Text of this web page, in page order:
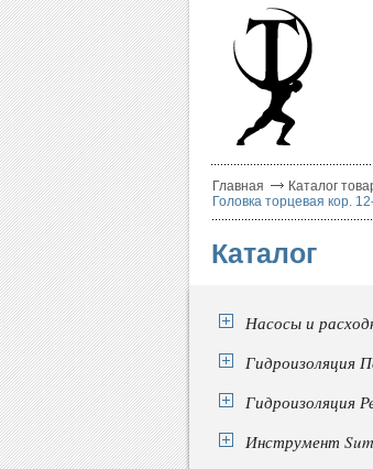
Главная Каталог
Головка торцевая кор.
Каталог
Насосы и
Гидроизоляция
Гидроизоляция
Инструмент